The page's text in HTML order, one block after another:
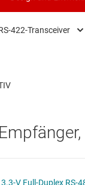
ICs
422-Transceiver
HDMI-,
V Full-Duplex RS-